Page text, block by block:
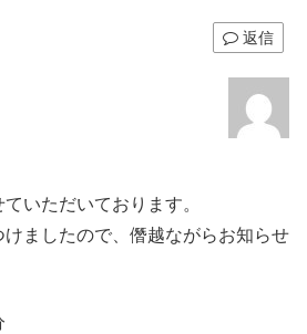
返信
いただいております。
ましたので、僭越ながらお知らせ